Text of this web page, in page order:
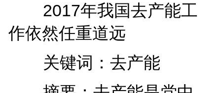
2017年我国去产能工
作依然任重道远
关键词：去产能